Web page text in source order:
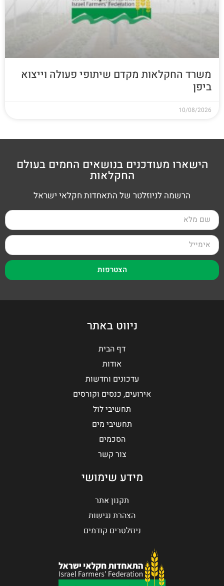
משרד החקלאות מקדם שיתופי פעולה וייצוא
ביפן
10/08/2026
הישארו מעודכנים בנושאים החמים בעולם
החקלאות
הרשמה לניוזלטר של התאחדות חקלאי ישראל
הצטרפות
ניווט באתר
דף הבית
אודות
עדכונים וחדשות
אירועים, כנסים וקורסים
תחשיבי לול
תחשיבי מים
הסכמים
צור קשר
מידע שימושי
תקנון אתר
הצהרת נגישות
ניוזלטרים קודמים